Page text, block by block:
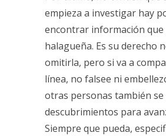
empieza a investigar hay
encontrar información que
halagueña. Es su derecho
omitirla, pero si va a
línea, no falsee ni
otras personas también
descubrimientos para
Siempre que pueda,